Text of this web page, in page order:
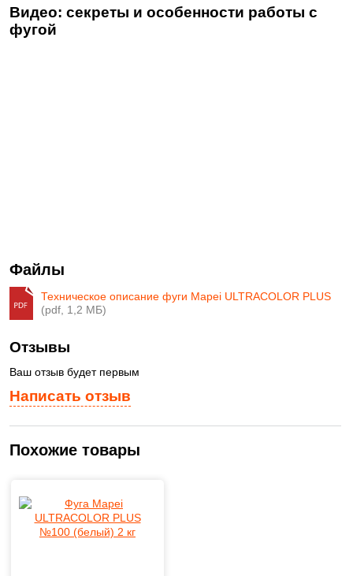
Видео: секреты и особенности работы с
фугой
Файлы
Техническое описание фуги Mapei ULTRACOLOR PLUS
(pdf, 1,2 МБ)
Написать отзыв
Отзывы
Ваш отзыв будет первым
Похожие товары